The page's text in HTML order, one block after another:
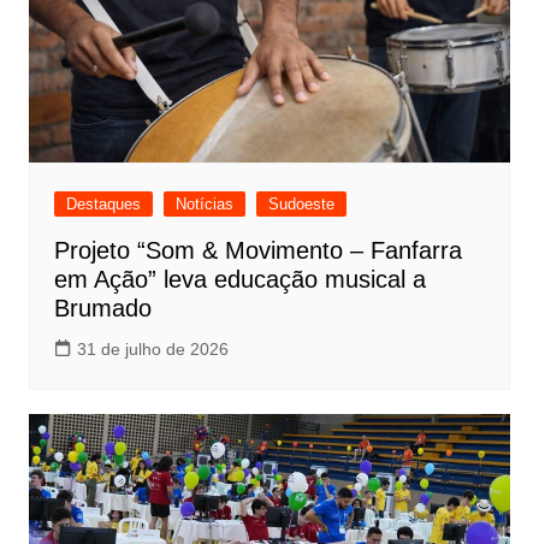
Destaques Notícias Sudoeste
Projeto “Som & Movimento – Fanfarra
em Ação” leva educação musical a
Brumado
31 de julho de 2026